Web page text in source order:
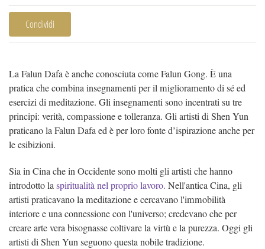
Condividi
La Falun Dafa è anche conosciuta come Falun Gong. È una
pratica che combina insegnamenti per il miglioramento di sé ed
esercizi di meditazione. Gli insegnamenti sono incentrati su tre
principi: verità, compassione e tolleranza. Gli artisti di Shen Yun
praticano la Falun Dafa ed è per loro fonte d’ispirazione anche per
le esibizioni.
Sia in Cina che in Occidente sono molti gli artisti che hanno
introdotto laspiritualità nel proprio lavoro. Nell'antica Cina, gli
artisti praticavano la meditazione e cercavano l'immobilità
interiore e una connessione con l'universo; credevano che per
creare arte vera bisognasse coltivare la virtù e la purezza. Oggi gli
artisti di Shen Yun seguono questa nobile tradizione.